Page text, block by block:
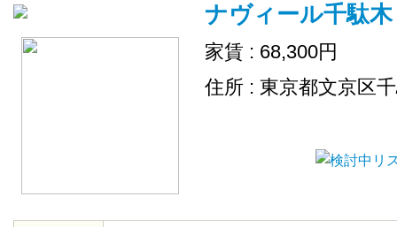
ナヴィール千駄木
家賃 : 68,300円
住所 : 東京都文京区